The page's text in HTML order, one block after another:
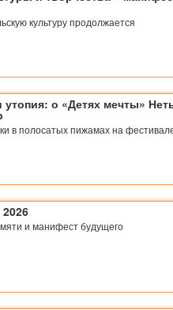
культуру продолжается
утопия: о «Детях мечты»
в полосатых пижамах на
и манифест будущего